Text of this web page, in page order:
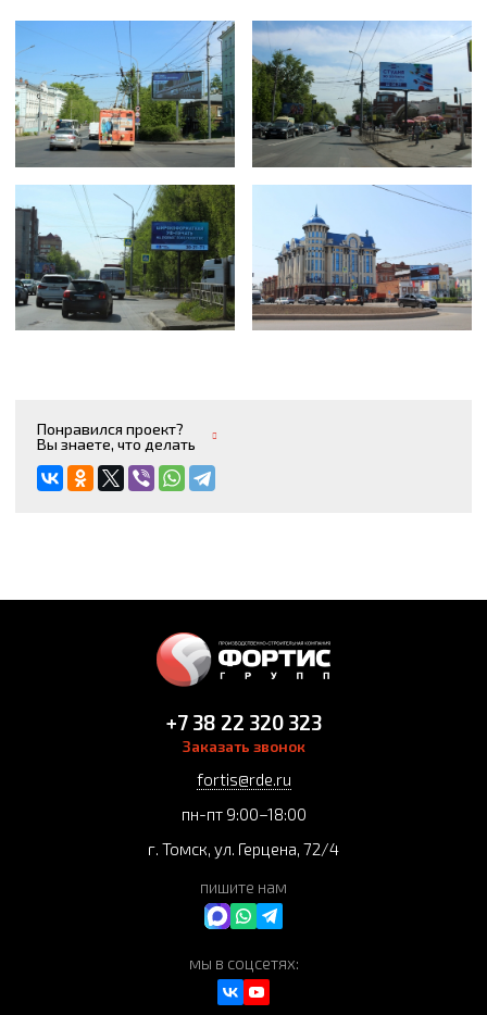
Понравился проект?
Вы знаете, что делать
+7 38 22 320 323
Заказать звонок
fortis@rde.ru
пн-пт 9:00–18:00
г. Томск, ул. Герцена, 72/4
пишите нам
мы в соцсетях: